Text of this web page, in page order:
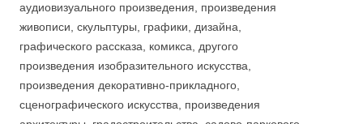
аудиовизуального произведения, произведения
живописи, скульптуры, графики, дизайна,
графического рассказа, комикса, другого
произведения изобразительного искусства,
произведения декоративно-прикладного,
сценографического искусства, произведения